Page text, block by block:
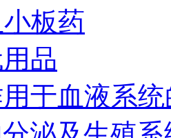
板药
品
于血液系